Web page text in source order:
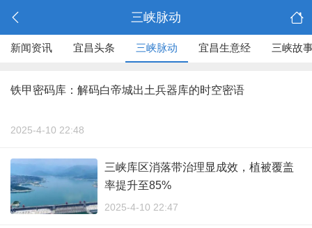
三峡脉动
新闻资讯 宜昌头条 三峡脉动 宜昌生意经 三峡故
铁甲密码库：解码白帝城出土兵器库的时空密语
2025-4-10 22:48
三峡库区消落带治理显成效，植被覆盖
率提升至85%
2025-4-10 22:47